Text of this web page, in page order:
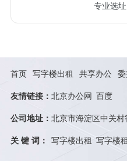
专业选
首页 写字楼出租 共享办公
友情链接： 北京办公网 百度
公司地址： 北京市海淀区中关
关 键 词： 写字楼出租 写字楼